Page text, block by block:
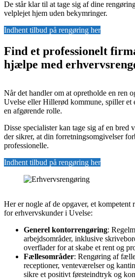
De står klar til at tage sig af dine
velplejet hjem uden bekymringer.
Indhent tilbud på rengøring her
Find et professionelt
hjælpe med
Når det handler om at opretholde en ren
Uvelse eller Hillerød kommune, spiller et
en afgørende rolle.
Disse specialister kan tage sig af en bred
der sikrer, at din forretningsomgivelser
professionelle.
Indhent tilbud på rengøring her
Her er nogle af de opgaver, et kompetent
for erhvervskunder i Uvelse:
Generel kontorrengøring:
arbejdsområder, inklusive
overflader for at skabe et rent og
Fællesområder: Rengøring af
receptioner, venteværelser og
sikre et positivt førsteindtryk og